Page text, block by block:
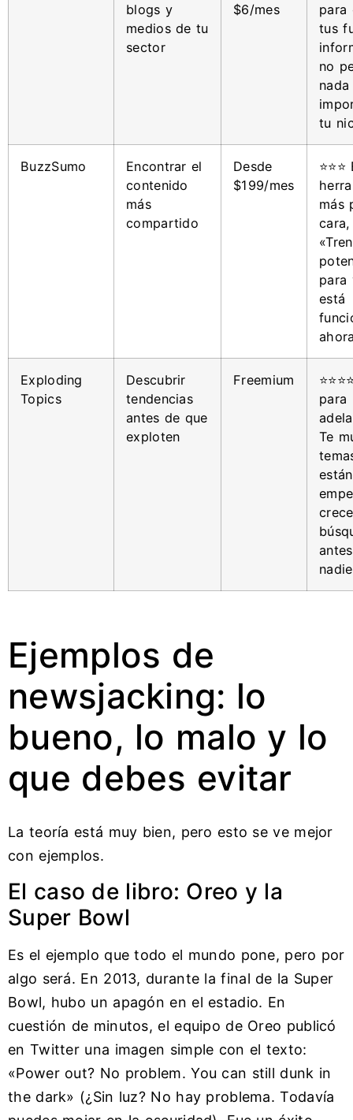
blogs y
medios de tu
sector
$6/mes
para
tus
no
nada
tu
BuzzSumo
Encontrar el
contenido
más
compartido
Desde
$199/mes
más
para
está
Exploding
Topics
Descubrir
tendencias
antes de que
exploten
Freemium
para
Te
están
Ejemplos de
newsjacking: lo
bueno, lo malo y lo
que debes evitar
La teoría está muy bien, pero esto se ve mejor
con ejemplos.
El caso de libro: Oreo y la
Super Bowl
Es el ejemplo que todo el mundo pone, pero por
algo será. En 2013, durante la final de la Super
Bowl, hubo un apagón en el estadio. En
cuestión de minutos, el equipo de Oreo publicó
en Twitter una imagen simple con el texto:
«Power out? No problem. You can still dunk in
the dark» (¿Sin luz? No hay problema. Todavía